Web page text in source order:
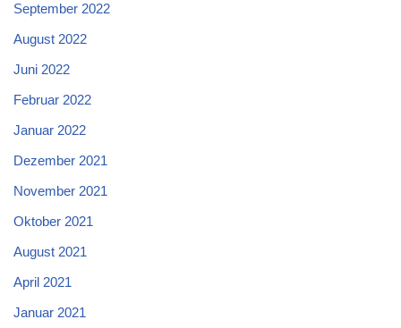
September 2022
August 2022
Juni 2022
Februar 2022
Januar 2022
Dezember 2021
November 2021
Oktober 2021
August 2021
April 2021
Januar 2021